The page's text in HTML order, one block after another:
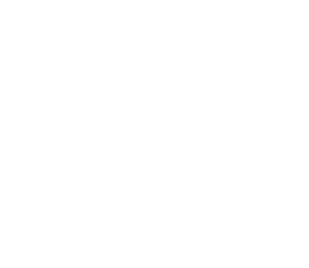
crêpes en ijs.
wat wils
MS La Côte Sauvage
of ga voor een